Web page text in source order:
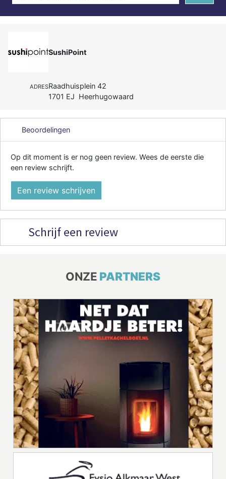
SushiPoint
ADRESRaadhuisplein 42
1701 EJ Heerhugowaard
Beoordelingen
Op dit moment is er nog geen review. Wees de eerste die
een review schrijft.
Een review schrijven
Schrijf een review
ONZE PARTNERS